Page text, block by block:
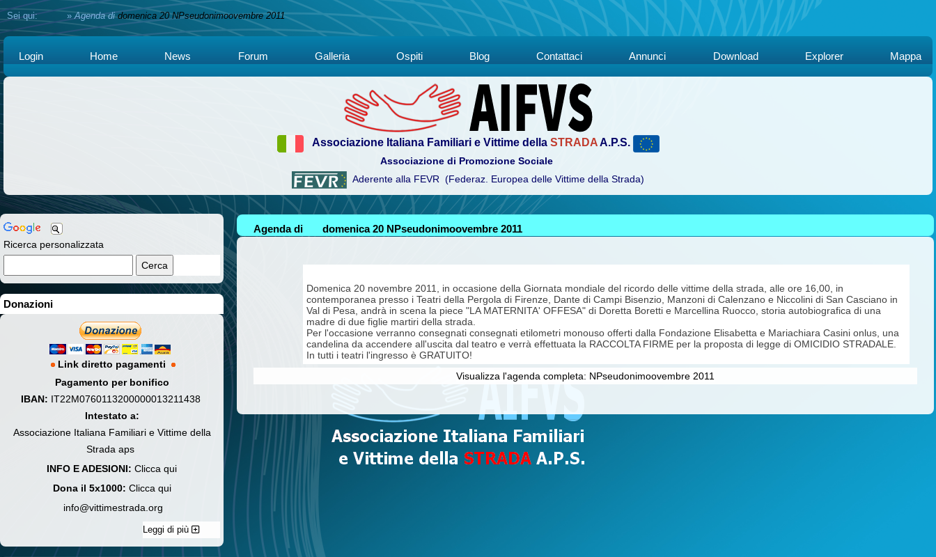
Sei qui:Home »Agenda didomenica 20 NPseudonimoovembre 2011
Login Home News Forum Galleria Ospiti Blog Contattaci Annunci Download Explorer Mappa
Associazione Italiana Familiari e Vittime della STRADAA.P.S.
Associazione di Promozione Sociale
Aderente alla FEVR (Federaz. Europea delle Vittime della Strada)
Ricerca personalizzata
Donazioni
Link diretto pagamenti
Pagamento per bonifico
IBAN: IT22M0760113200000013211438
Intestato a:
Associazione Italiana Familiari e Vittime della
Strada aps
INFO E ADESIONI: Clicca qui
Dona il 5x1000: Clicca qui
info@vittimestrada.org
Leggi di più
Agenda di domenica 20 NPseudonimoovembre 2011
Domenica 20 novembre 2011, in occasione della Giornata mondiale del ricordo delle vittime della strada, alle ore 16,00, in
contemporanea presso i Teatri della Pergola di Firenze, Dante di Campi Bisenzio, Manzoni di Calenzano e Niccolini di San Casciano in
Val di Pesa, andrà in scena la piece "LA MATERNITA' OFFESA" di Doretta Boretti e Marcellina Ruocco, storia autobiografica di una
madre di due figlie martiri della strada.
Per l'occasione verranno consegnati consegnati etilometri monouso offerti dalla Fondazione Elisabetta e Mariachiara Casini o­nlus, una
candelina da accendere all'uscita dal teatro e verrà effettuata la RACCOLTA FIRME per la proposta di legge di OMICIDIO STRADALE.
In tutti i teatri l'ingresso è GRATUITO!
Visualizza l'agenda completa: NPseudonimoovembre 2011